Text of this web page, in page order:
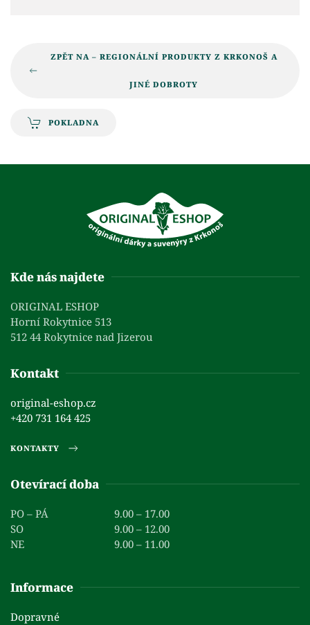
ZPĚT NA – REGIONÁLNÍ PRODUKTY Z KRKONOŠ A
JINÉ DOBROTY
POKLADNA
Kde nás najdete
ORIGINAL ESHOP
Horní Rokytnice 513
512 44 Rokytnice nad Jizerou
Kontakt
original-eshop.cz
+420 731 164 425
KONTAKTY
Otevírací doba
PO – PÁ
9.00 – 17.00
SO
9.00 – 12.00
NE
9.00 – 11.00
Informace
Dopravné